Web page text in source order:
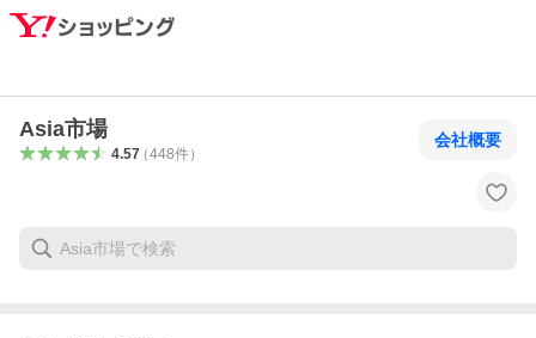
Asia市場
4.57（448件）
会社概要